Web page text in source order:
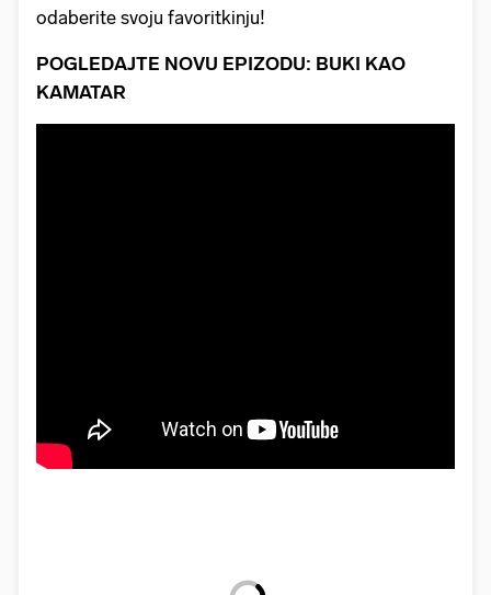
odaberite svoju favoritkinju!
POGLEDAJTE NOVU EPIZODU: BUKI KAO
KAMATAR